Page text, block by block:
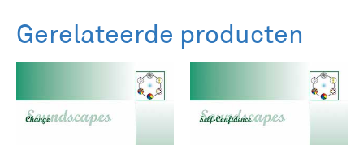
Beschrijving
Deze muziek helpt je de zin van je leven te
zoeken en te vinden. Depressies, melancholie,
leed en berusting kunnen overwonnen worden. Je
Gerelateerde producten